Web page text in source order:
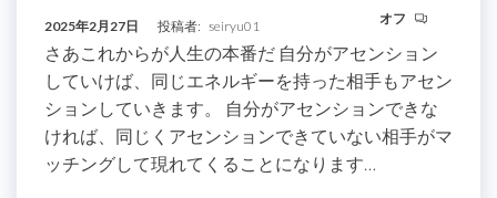
2025年2月27日 投稿者: seiryu01 オフ
さあこれからが人生の本番だ 自分がアセンション
していけば、同じエネルギーを持った相手もアセン
ションしていきます。 自分がアセンションできな
ければ、同じくアセンションできていない相手がマ
ッチングして現れてくることになります…